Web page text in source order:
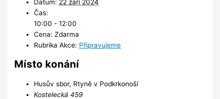
Datum: 22 září 2024
Čas:
10:00 - 12:00
Cena: Zdarma
Rubrika Akce: Připravujeme
Místo konání
Husův sbor, Rtyně v Podkrkonoší
Kostelecká 459